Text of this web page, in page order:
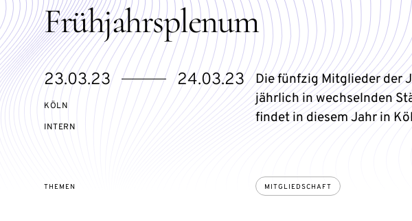
Frühjahrsplenum
eventBeginsOn
23.03.23
eventEndsOn 24.03.23
KÖLN
VERANSTALTUNGSZUGANG:
INTERN
Die fünfzig Mitglieder der
jährlich in wechselnden
findet in diesem Jahr in
THEMEN MITGLIEDSCHAFT